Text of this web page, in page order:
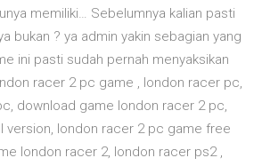
memiliki… Sebelumnya kalian pasti
bukan ? ya admin yakin sebagian yang
ini pasti sudah pernah menyaksikan
racer 2 pc game , london racer pc,
download game london racer 2 pc,
version, london racer 2 pc game free
london racer 2, london racer ps2 ,